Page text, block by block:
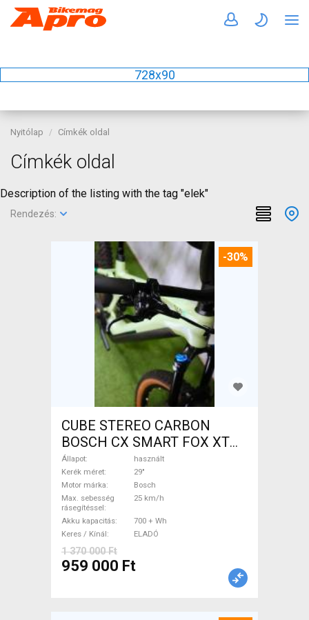
728x90
Nyitólap Címkék oldal
Címkék oldal
Description of the listing with the tag "elek"
Rendezés:
-30%
CUBE STEREO CARBON
BOSCH CX SMART FOX XT
Elektromos Mountain Bike
29" össztelós / fully Bosch
használt ELADÓ
Állapot
használt
Kerék méret
29"
Motor márka
Bosch
Max. sebesség
rásegítéssel
25 km/h
Akku kapacitás
700 + Wh
Keres / Kínál
ELADÓ
1 370 000 Ft
959 000 Ft